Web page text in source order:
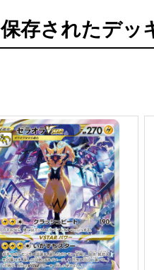
保存されたデッ